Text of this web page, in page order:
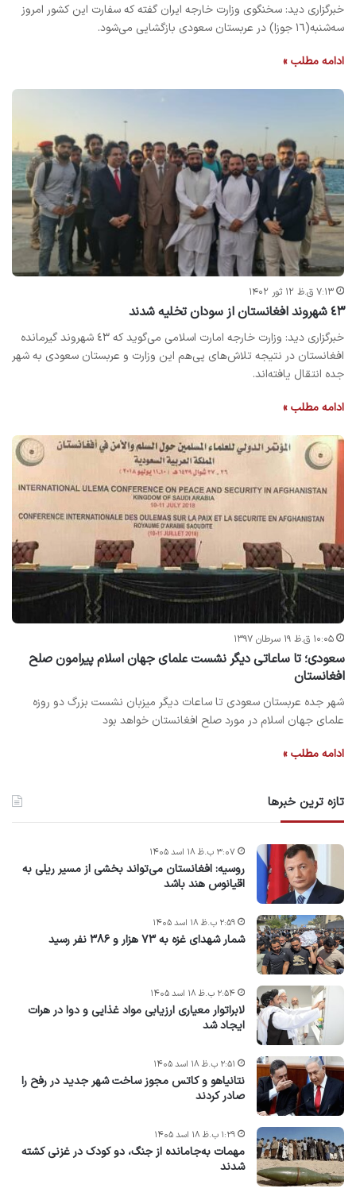
خبرگزاری دید: سخنگوی وزارت خارجه ایران گفته که سفارت این کشور امروز
سه‌شنبه(١٦ جوزا) در عربستان سعودی بازگشایی می‌شود.
ادامه مطلب »
۷:۱۳ ق.ظ ۱۲ ثور ۱۴۰۲
٤٣ شهروند افغانستان از سودان تخلیه شدند
خبرگزاری دید: وزارت خارجه امارت اسلامی می‌گوید که ٤٣ شهروند گیرمانده
افغانستان در نتیجه تلاش‌های پی‌هم این وزارت و عربستان سعودی به شهر
جده انتقال یافته‌اند.
ادامه مطلب »
۱۰:۰۵ ق.ظ ۱۹ سرطان ۱۳۹۷
سعودی؛ تا ساعاتی دیگر نشست علمای جهان اسلام پیرامون صلح
افغانستان
شهر جده عربستان سعودی تا ساعات دیگر میزبان نشست بزرگ دو روزه
علمای جهان اسلام در مورد صلح افغانستان خواهد بود
ادامه مطلب »
تازه ترین خبرها
روسیه: افغانستان می‌تواند بخشی از مسیر ریلی به
اقیانوس هند باشد
۳:۰۷ ب.ظ ۱۸ اسد ۱۴۰۵
شمار شهدای غزه به ۷۳ هزار و ۳۸۶ نفر رسید
۲:۵۹ ب.ظ ۱۸ اسد ۱۴۰۵
لابراتوار معیاری ارزیابی مواد غذایی و دوا در هرات
ایجاد شد
۲:۵۴ ب.ظ ۱۸ اسد ۱۴۰۵
نتانیاهو و کاتس مجوز ساخت شهر جدید در رفح را
صادر کردند
۲:۵۱ ب.ظ ۱۸ اسد ۱۴۰۵
مهمات به‌جامانده از جنگ، دو کودک در غزنی کشته
شدند
۱:۲۹ ب.ظ ۱۸ اسد ۱۴۰۵